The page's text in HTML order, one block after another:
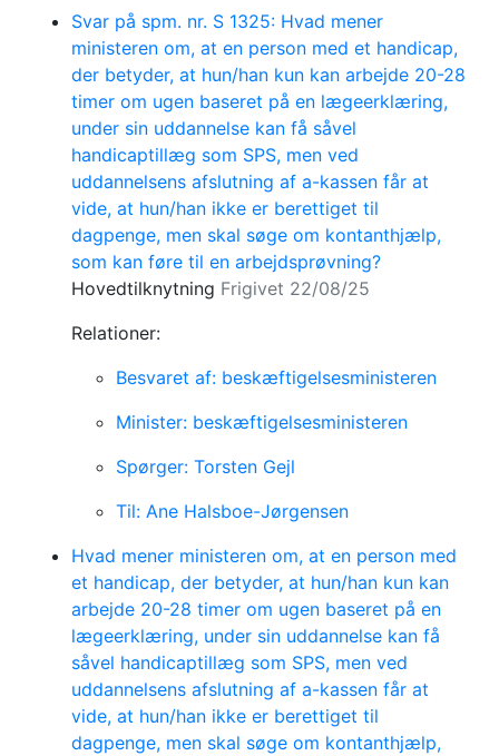
Svar på spm. nr. S 1325: Hvad mener
ministeren om, at en person med et handicap,
der betyder, at hun/han kun kan arbejde 20-28
timer om ugen baseret på en lægeerklæring,
under sin uddannelse kan få såvel
handicaptillæg som SPS, men ved
uddannelsens afslutning af a-kassen får at
vide, at hun/han ikke er berettiget til
dagpenge, men skal søge om kontanthjælp,
som kan føre til en arbejdsprøvning?
Hovedtilknytning Frigivet 22/08/25
Relationer:
Besvaret af: beskæftigelsesministeren
Minister: beskæftigelsesministeren
Spørger: Torsten Gejl
Til: Ane Halsboe-Jørgensen
Hvad mener ministeren om, at en person med
et handicap, der betyder, at hun/han kun kan
arbejde 20-28 timer om ugen baseret på en
lægeerklæring, under sin uddannelse kan få
såvel handicaptillæg som SPS, men ved
uddannelsens afslutning af a-kassen får at
vide, at hun/han ikke er berettiget til
dagpenge, men skal søge om kontanthjælp,